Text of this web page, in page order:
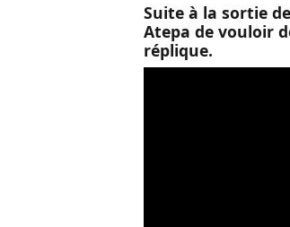
Suite à la sortie
Atepa de vouloir
réplique.